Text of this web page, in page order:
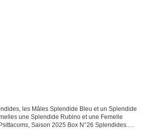
les Mâles Splendide Bleu et un Splendide
une Splendide Rubino et une Femelle
Saison 2025 Box N°26 Splendides.